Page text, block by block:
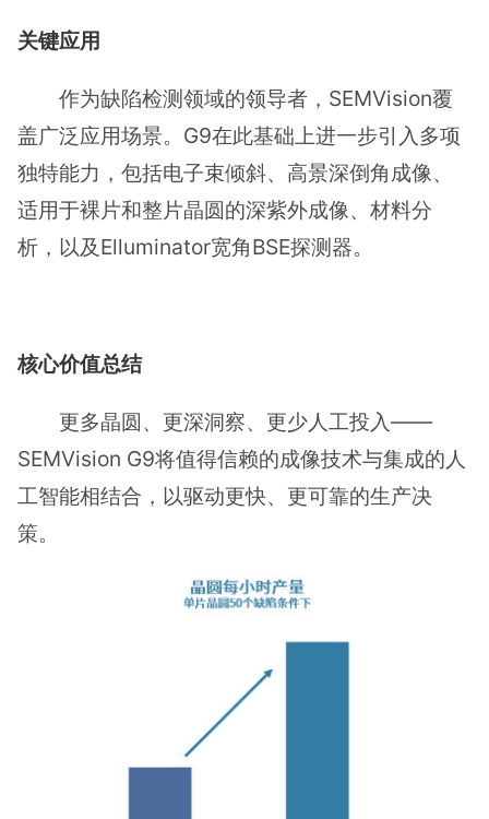
关键应用
作为缺陷检测领域的领导者，SEMVision覆
盖广泛应用场景。G9在此基础上进一步引入多项
独特能力，包括电子束倾斜、高景深倒角成像、
适用于裸片和整片晶圆的深紫外成像、材料分
析，以及Elluminator宽角BSE探测器。
核心价值总结
更多晶圆、更深洞察、更少人工投入——
SEMVision G9将值得信赖的成像技术与集成的人
工智能相结合，以驱动更快、更可靠的生产决
策。